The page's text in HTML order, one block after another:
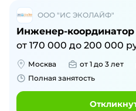
ООО "ИС ЭКОЛАЙФ"
Инженер-
от 170 000 до 200 000
Москва от 1 до 3 лет
Полная занятость